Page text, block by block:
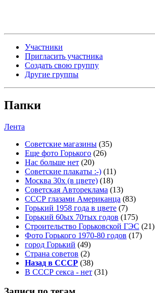
Участники
Пригласить участника
Создать свою группу
Другие группы
Папки
Лента
Советские магазины (35)
Еще фото Горького (26)
Нас больше нет (20)
Советские плакаты :-) (11)
Москва 30x (в цвете) (18)
Советская Автореклама (13)
СССР глазами Американца (83)
Горький 1958 года в цвете (7)
Горький 60ых 70тых годов (175)
Строительство Горьковской ГЭС (21)
Фото Горького 1970-80 годов (17)
город Горький (49)
Страна советов (2)
Назад в СССР (38)
В СССР секса - нет (31)